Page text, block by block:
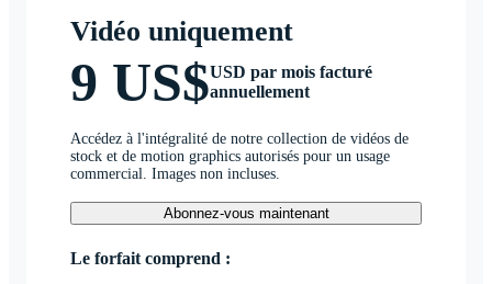
Vidéo uniquement
9 US$USD par mois facturé
annuellement
Accédez à l'intégralité de notre collection de vidéos de
stock et de motion graphics autorisés pour un usage
commercial. Images non incluses.
Abonnez-vous maintenant
Le forfait comprend :